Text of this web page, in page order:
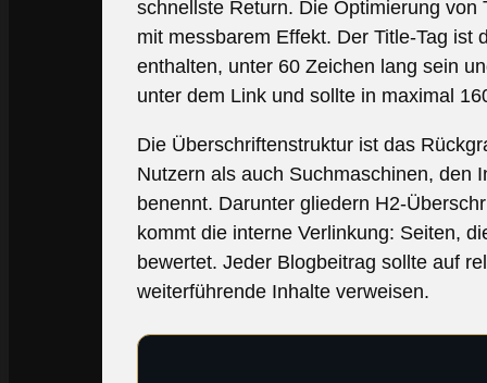
schnellste Return. Die Optimierung
mit messbarem Effekt. Der Title-Tag
enthalten, unter 60 Zeichen lang sein
unter dem Link und sollte in maximal
Die Überschriftenstruktur ist das
Nutzern als auch Suchmaschinen, den
benennt. Darunter gliedern H2-
kommt die interne Verlinkung: Seiten,
bewertet. Jeder Blogbeitrag sollte auf
weiterführende Inhalte verweisen.